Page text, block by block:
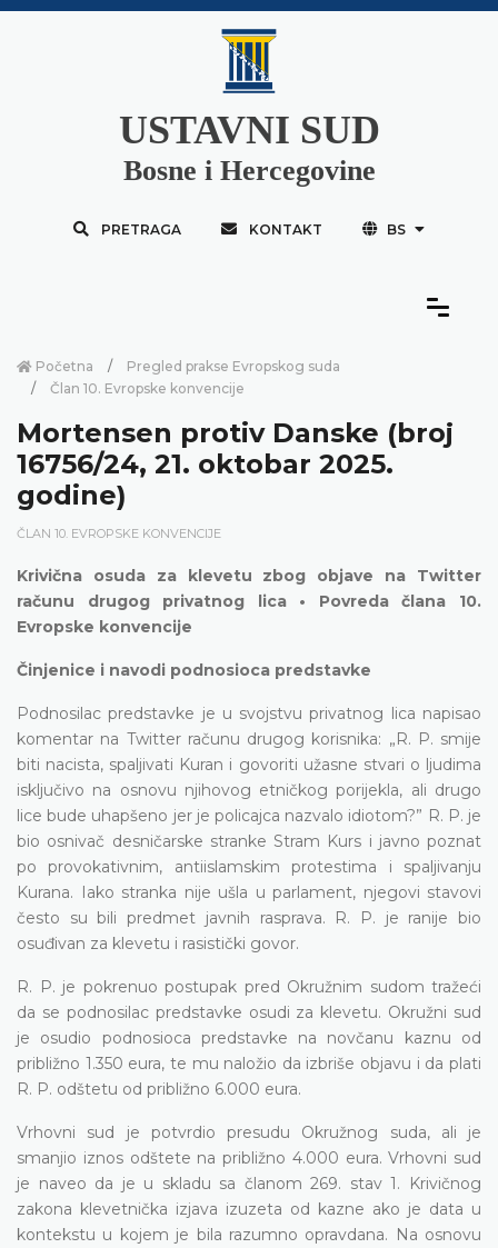
USTAVNI SUD
Bosne i Hercegovine
PRETRAGA KONTAKT BS
Početna
Pregled prakse Evropskog suda
Član 10. Evropske konvencije
Mortensen protiv Danske (broj
16756/24, 21. oktobar 2025.
godine)
ČLAN 10. EVROPSKE KONVENCIJE
Krivična osuda za klevetu zbog objave na Twitter
računu drugog privatnog lica • Povreda člana 10.
Evropske konvencije
Činjenice i navodi podnosioca predstavke
Podnosilac predstavke je u svojstvu privatnog lica napisao
komentar na Twitter računu drugog korisnika: „R. P. smije
biti nacista, spaljivati Kuran i govoriti užasne stvari o ljudima
isključivo na osnovu njihovog etničkog porijekla, ali drugo
lice bude uhapšeno jer je policajca nazvalo idiotom?” R. P. je
bio osnivač desničarske stranke Stram Kurs i javno poznat
po provokativnim, antiislamskim protestima i spaljivanju
Kurana. Iako stranka nije ušla u parlament, njegovi stavovi
često su bili predmet javnih rasprava. R. P. je ranije bio
osuđivan za klevetu i rasistički govor.
R. P. je pokrenuo postupak pred Okružnim sudom tražeći
da se podnosilac predstavke osudi za klevetu. Okružni sud
je osudio podnosioca predstavke na novčanu kaznu od
približno 1.350 eura, te mu naložio da izbriše objavu i da plati
R. P. odštetu od približno 6.000 eura.
Vrhovni sud je potvrdio presudu Okružnog suda, ali je
smanjio iznos odštete na približno 4.000 eura. Vrhovni sud
je naveo da je u skladu sa članom 269. stav 1. Krivičnog
zakona klevetnička izjava izuzeta od kazne ako je data u
kontekstu u kojem je bila razumno opravdana. Na osnovu